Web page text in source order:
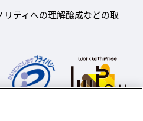
リティへの理解醸成などの取